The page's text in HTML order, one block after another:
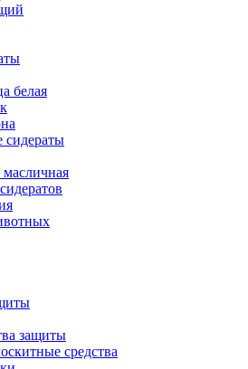
белая
сидераты
масличная
защиты
средства